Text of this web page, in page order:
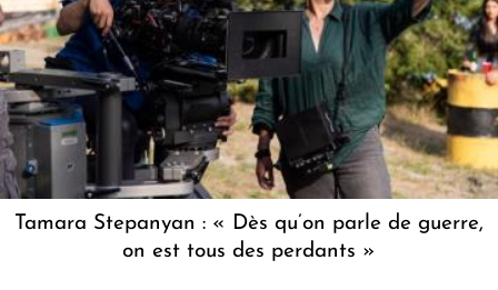
Tamara Stepanyan : « Dès qu’on parle de guerre,
on est tous des perdants »